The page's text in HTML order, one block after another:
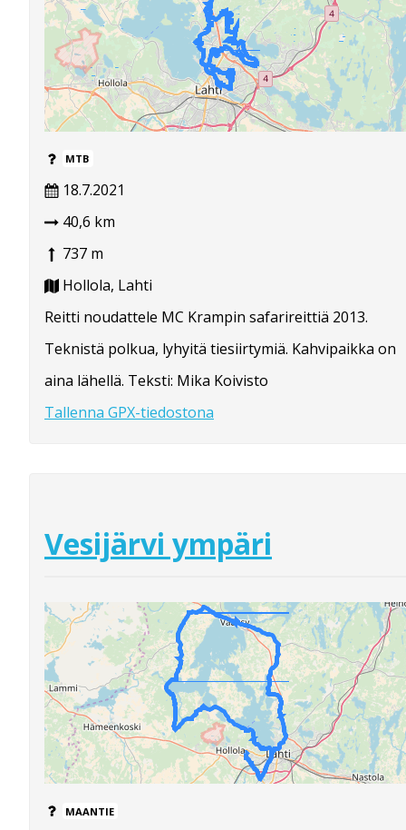
MTB
18.7.2021
40,6 km
737 m
Hollola, Lahti
Reitti noudattele MC Krampin safarireittiä 2013.
Teknistä polkua, lyhyitä tiesiirtymiä. Kahvipaikka on
aina lähellä. Teksti: Mika Koivisto
Tallenna GPX-tiedostona
Vesijärvi ympäri
MAANTIE